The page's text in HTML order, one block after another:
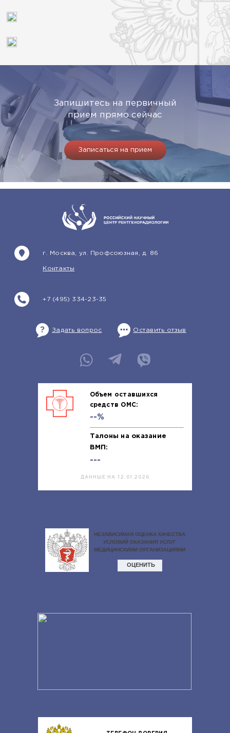
Запишитесь на первичный
прием прямо сейчас
Записаться на прием
+7 (495) 334-23-35
г. Москва, ул. Профсоюзная, д. 86
Контакты
Задать вопрос Оставить отзыв
Объем оставшихся
средств ОМС:
--%
Талоны на оказание
ВМП:
---
ДАННЫЕ НА 12.01.2026